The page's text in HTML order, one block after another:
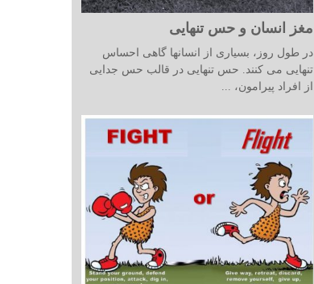
مغز انسان و حس تنهایی
در طول روز، بسیاری از انسانها گاهی احساس
تنهایی می کنند. حس تنهایی در قالب حس جدایی
از افراد پیرامون، ...